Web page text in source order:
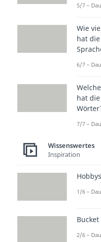
glühen,
magst
sich
halten,
—
Schön
Nah
Schön,
Röte
Doch
Ist’s
Wie
Selig
5/7 –
Wie
hat
6/7 –
hat
7/7 –
Wissenswertes
Inspiration
Hobbys
1/6 –
Bucket
2/6 –